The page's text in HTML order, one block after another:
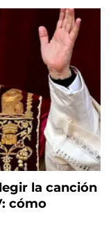
la canción
cómo